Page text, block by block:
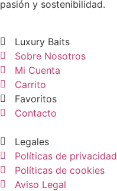
pasión y sostenibilidad.
Luxury Baits
Sobre Nosotros
Mi Cuenta
Carrito
Favoritos
Contacto
Legales
Políticas de privacidad
Políticas de cookies
Aviso Legal